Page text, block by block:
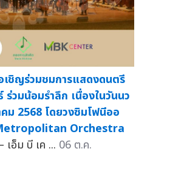
เชิญร่วมชมการแสดงดนตรี
วมน้อมรำลึก เนื่องในวันนว
ม 2568 โดยวงซิมโฟนีออ
Orchestra
อ็ม บี เค ... 06 ต.ค.